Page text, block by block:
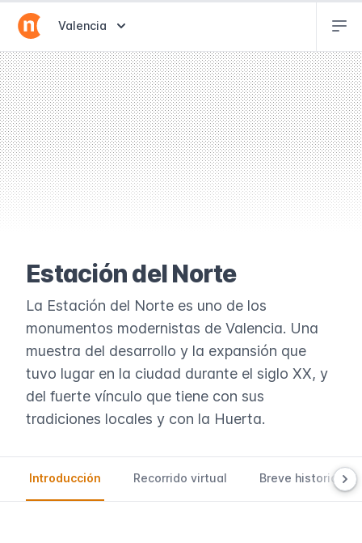
Abrir selector de destinos
Valencia
Estación del Norte
La Estación del Norte es uno de los
monumentos modernistas de Valencia. Una
muestra del desarrollo y la expansión que
tuvo lugar en la ciudad durante el siglo XX, y
del fuerte vínculo que tiene con sus
tradiciones locales y con la Huerta.
Introducción Recorrido virtual Breve historia